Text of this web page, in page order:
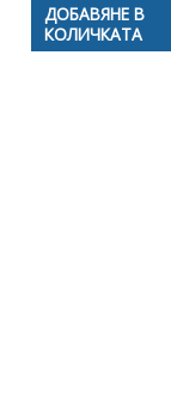
ДОБАВЯНЕ В
КОЛИЧКАТА